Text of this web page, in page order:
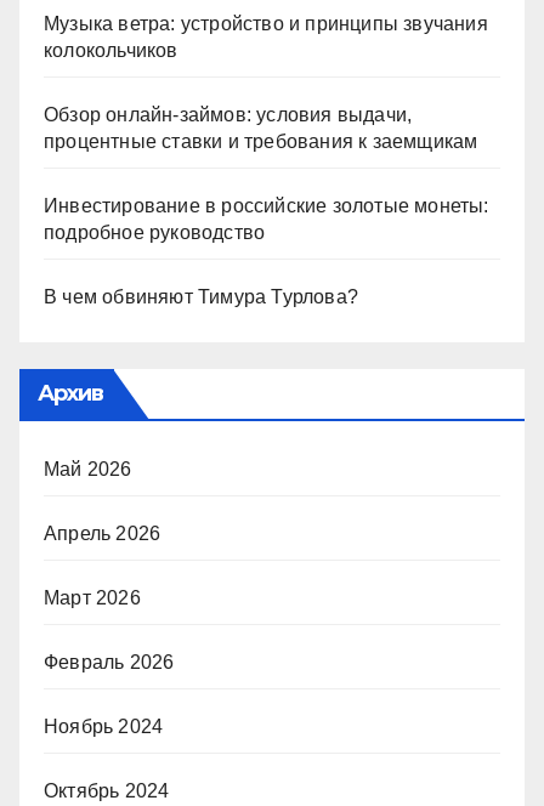
Музыка ветра: устройство и принципы звучания
колокольчиков
Обзор онлайн-займов: условия выдачи,
процентные ставки и требования к заемщикам
Инвестирование в российские золотые монеты:
подробное руководство
В чем обвиняют Тимура Турлова?
Архив
Май 2026
Апрель 2026
Март 2026
Февраль 2026
Ноябрь 2024
Октябрь 2024